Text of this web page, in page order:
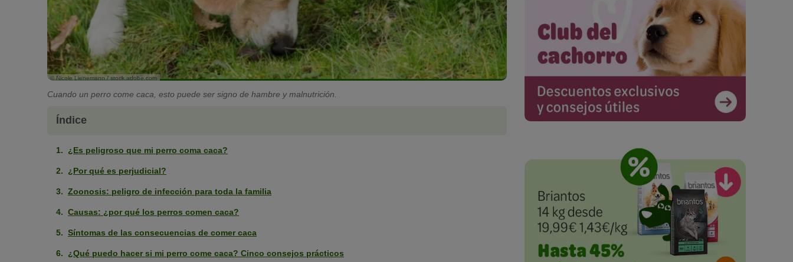
© Nicole Lienemann / stock.adobe.com
Cuando un perro come caca, esto puede ser signo de hambre y malnutrición.
Índice
¿Es peligroso que mi perro coma caca?
¿Por qué es perjudicial?
Zoonosis: peligro de infección para toda la familia
Causas: ¿por qué los perros comen caca?
Síntomas de las consecuencias de comer caca
¿Qué puedo hacer si mi perro come caca? Cinco consejos prácticos